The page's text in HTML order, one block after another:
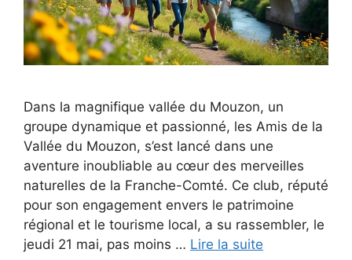
Dans la magnifique vallée du Mouzon, un
groupe dynamique et passionné, les Amis de la
Vallée du Mouzon, s’est lancé dans une
aventure inoubliable au cœur des merveilles
naturelles de la Franche-Comté. Ce club, réputé
pour son engagement envers le patrimoine
régional et le tourisme local, a su rassembler, le
jeudi 21 mai, pas moins … Lire la suite